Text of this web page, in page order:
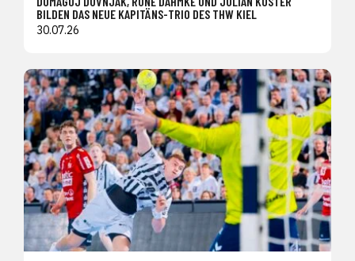
BILDEN DAS NEUE KAPITÄNS-TRIO DES THW KIEL
30.07.26